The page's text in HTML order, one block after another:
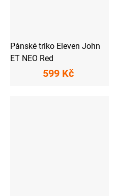
Pánské triko Eleven John
ET NEO Red
599 Kč